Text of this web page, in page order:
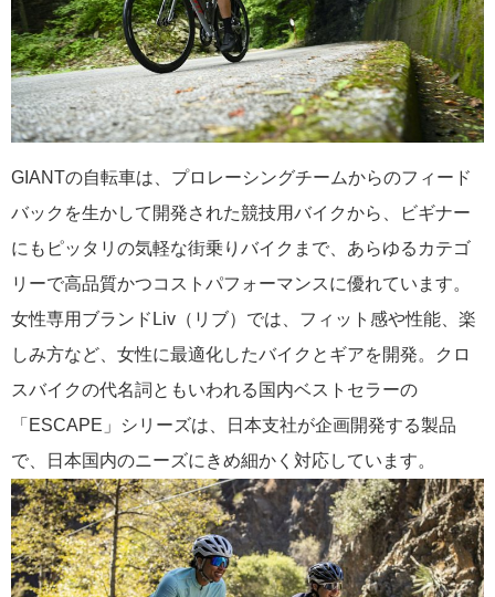
GIANTの自転車は、プロレーシングチームからのフィード
バックを生かして開発された競技用バイクから、ビギナー
にもピッタリの気軽な街乗りバイクまで、あらゆるカテゴ
リーで高品質かつコストパフォーマンスに優れています。
女性専用ブランドLiv（リブ）では、フィット感や性能、楽
しみ方など、女性に最適化したバイクとギアを開発。クロ
スバイクの代名詞ともいわれる国内ベストセラーの
「ESCAPE」シリーズは、日本支社が企画開発する製品
で、日本国内のニーズにきめ細かく対応しています。